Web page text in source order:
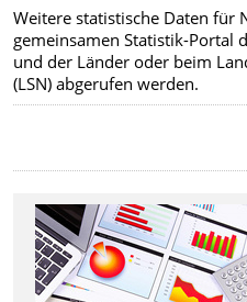
Weitere statistische Daten für
gemeinsamen Statistik-Portal
und der Länder oder beim
(LSN) abgerufen werden.